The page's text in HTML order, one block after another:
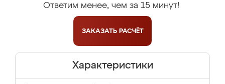
Ответим менее, чем за 15 минут!
ЗАКАЗАТЬ РАСЧЁТ
Характеристики